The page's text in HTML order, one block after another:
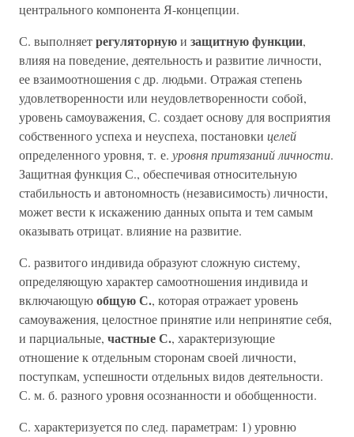
центрального компонента Я-концепции.
С. выполняетрегуляторнуюи защитную функции,
влияя на поведение, деятельность и развитие личности,
ее взаимоотношения с др. людьми. Отражая степень
удовлетворенности или неудовлетворенности собой,
уровень самоуважения, С. создает основу для восприятия
собственного успеха и неуспеха, постановки целей
определенного уровня, т. е. уровня притязаний личности.
Защитная функция С., обеспечивая относительную
стабильность и автономность (независимость) личности,
может вести к искажению данных опыта и тем самым
оказывать отрицат. влияние на развитие.
С. развитого индивида образуют сложную систему,
определяющую характер самоотношения индивида и
включающуюобщую С., которая отражает уровень
самоуважения, целостное принятие или непринятие себя,
и парциальные, частные С., характеризующие
отношение к отдельным сторонам своей личности,
поступкам, успешности отдельных видов деятельности.
С. м. б. разного уровня осознанности и обобщенности.
С. характеризуется по след. параметрам: 1) уровню